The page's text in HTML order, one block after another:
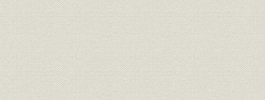
経営 家長方御見込書 明治一九
経営 同苗一致決心誓盟書 明治一九